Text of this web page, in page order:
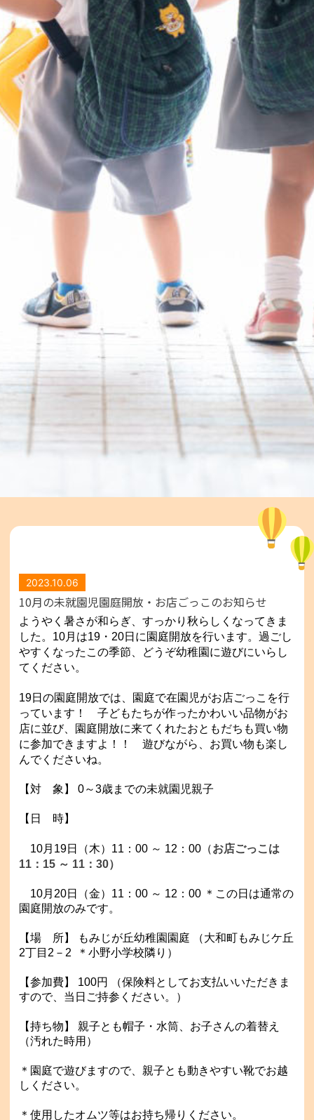
2023.10.06
10月の未就園児園庭開放・お店ごっこのお知らせ
ようやく暑さが和らぎ、すっかり秋らしくなってきま
した。10月は19・20日に園庭開放を行います。過ごし
やすくなったこの季節、どうぞ幼稚園に遊びにいらし
てください。
19日の園庭開放では、園庭で在園児がお店ごっこを行
っています！子どもたちが作ったかわいい品物がお
店に並び、園庭開放に来てくれたおともだちも買い物
に参加できますよ！！遊びながら、お買い物も楽し
んでくださいね。
【対 象】 0～3歳までの未就園児親子
【日 時】
10月19日（木）11：00 ～ 12：00（お店ごっこは
11：15 ～ 11：30）
10月20日（金）11 ：00 ～ 12：00 ＊この日は通常の
園庭開放のみです。
【場 所】 もみじが丘幼稚園園庭 （大和町もみじケ丘
2丁目2－2 ＊小野小学校隣り）
【参加費】 100円 （保険料としてお支払いいただきま
すので、当日ご持参ください。）
【持ち物】 親子とも帽子・水筒、お子さんの着替え
（汚れた時用）
＊園庭で遊びますので、親子とも動きやすい靴でお越
しください。
＊使用したオムツ等はお持ち帰りください。